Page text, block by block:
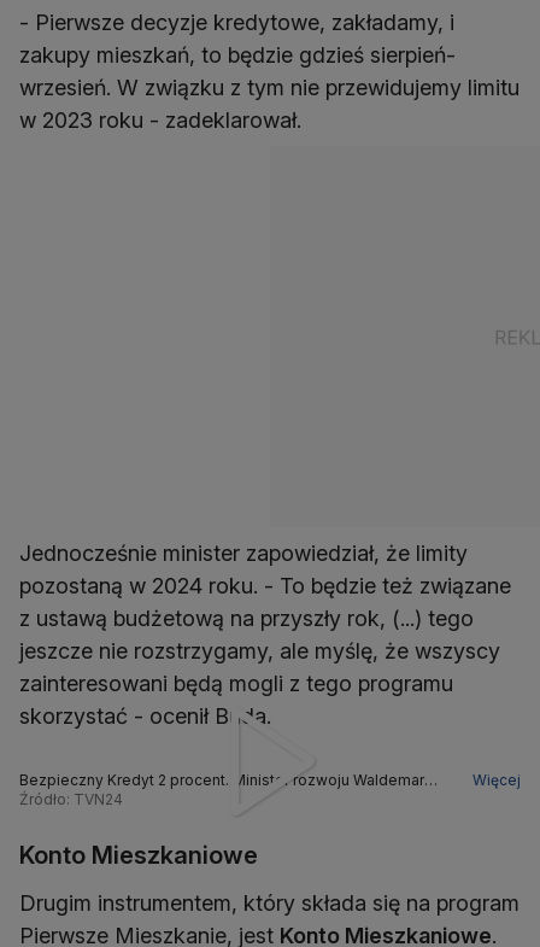
- Pierwsze decyzje kredytowe, zakładamy, i
zakupy mieszkań, to będzie gdzieś sierpień-
wrzesień. W związku z tym nie przewidujemy limitu
w 2023 roku - zadeklarował.
Jednocześnie minister zapowiedział, że limity
pozostaną w 2024 roku. - To będzie też związane
z ustawą budżetową na przyszły rok, (...) tego
jeszcze nie rozstrzygamy, ale myślę, że wszyscy
zainteresowani będą mogli z tego programu
skorzystać - ocenił Buda.
Bezpieczny Kredyt 2 procent. Minister rozwoju Waldemar
Buda o terminie i limitach
Więcej
Źródło: TVN24
Konto Mieszkaniowe
Drugim instrumentem, który składa się na program
Pierwsze Mieszkanie, jest Konto Mieszkaniowe.